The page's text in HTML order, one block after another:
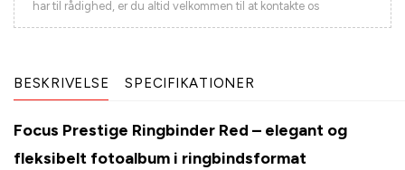
har til rådighed, er du altid velkommen til at kontakte os
BESKRIVELSE SPECIFIKATIONER
Focus Prestige Ringbinder Red – elegant og
fleksibelt fotoalbum i ringbindsformat